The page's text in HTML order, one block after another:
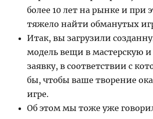
более 10 лет на рынке и при
тяжело найти обманутых
Итак, вы загрузили
модель вещи в мастерскую и
заявку, в соответствии с
бы, чтобы ваше творение
игре.
Об этом мы тоже уже